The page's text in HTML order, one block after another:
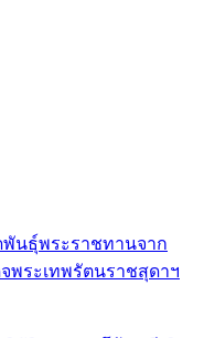
พันธุ์พระราชทานจาก
พระเทพรัตนราชสุดาฯ